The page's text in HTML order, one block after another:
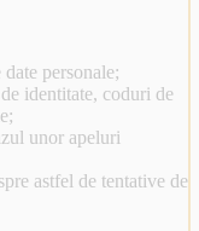
personale;
identitate, coduri de
unor apeluri
astfel de tentative de